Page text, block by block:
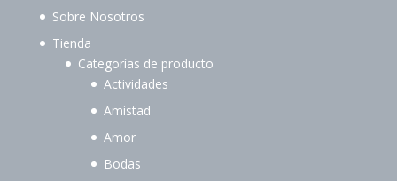
Sobre Nosotros
Tienda
Categorías de producto
Actividades
Amistad
Amor
Bodas